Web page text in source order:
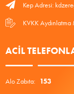
Kep Adresi:
KVKK Aydınlatma
ACIL
Alo Zabıta: 153